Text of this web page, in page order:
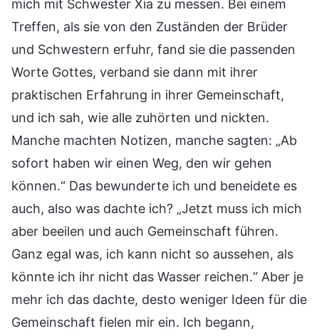
mich mit Schwester Xia zu messen. Bei einem
Treffen, als sie von den Zuständen der Brüder
und Schwestern erfuhr, fand sie die passenden
Worte Gottes, verband sie dann mit ihrer
praktischen Erfahrung in ihrer Gemeinschaft,
und ich sah, wie alle zuhörten und nickten.
Manche machten Notizen, manche sagten: „Ab
sofort haben wir einen Weg, den wir gehen
können.“ Das bewunderte ich und beneidete es
auch, also was dachte ich? „Jetzt muss ich mich
aber beeilen und auch Gemeinschaft führen.
Ganz egal was, ich kann nicht so aussehen, als
könnte ich ihr nicht das Wasser reichen.“ Aber je
mehr ich das dachte, desto weniger Ideen für die
Gemeinschaft fielen mir ein. Ich begann,